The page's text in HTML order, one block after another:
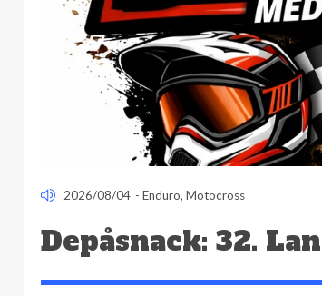
2026/08/04 - Enduro, Motocross
Depåsnack: 32.